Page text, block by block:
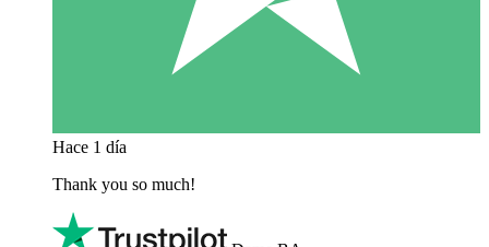
Hace 1 día
Thank you so much!